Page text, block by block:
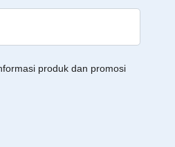
produk dan promosi